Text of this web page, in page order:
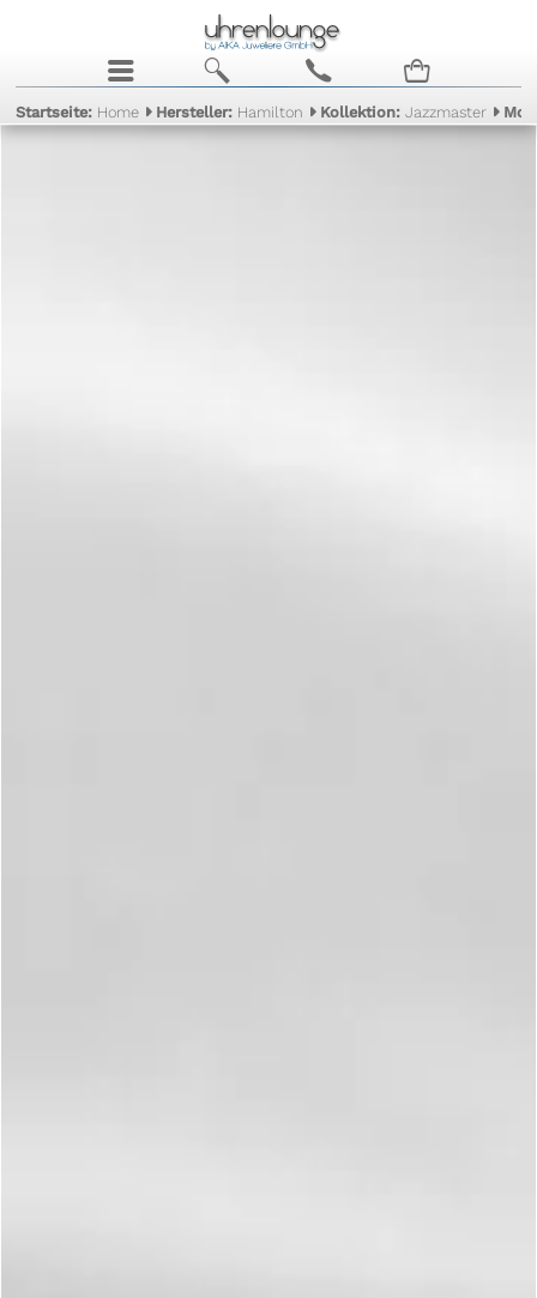
j b c n
Startseite: Home Hersteller: Hamilton Kollektion:Jazzmaster